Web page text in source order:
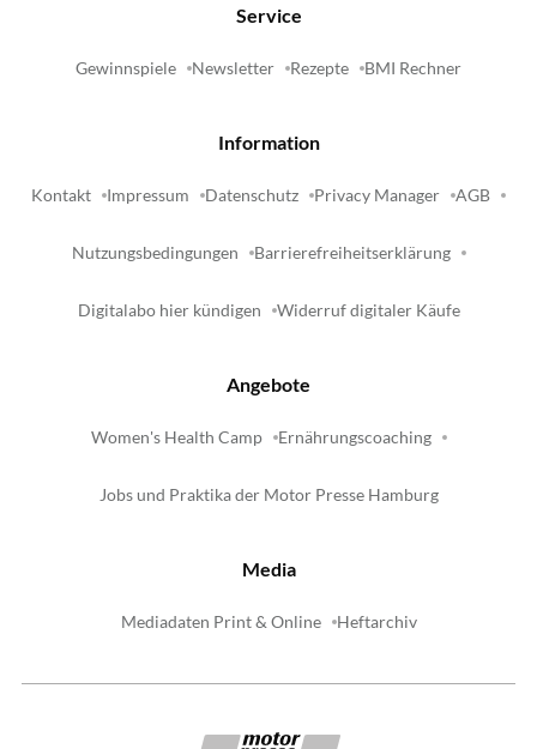
Service
Gewinnspiele Newsletter Rezepte BMI Rechner
Information
Kontakt Impressum Datenschutz Privacy Manager AGB
Nutzungsbedingungen Barrierefreiheitserklärung
Digitalabo hier kündigen Widerruf digitaler Käufe
Angebote
Women's Health Camp Ernährungscoaching
Jobs und Praktika der Motor Presse Hamburg
Media
Mediadaten Print & Online Heftarchiv